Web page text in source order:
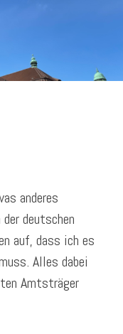
anderes
deutschen
auf, dass ich es
Alles dabei
Amtsträger